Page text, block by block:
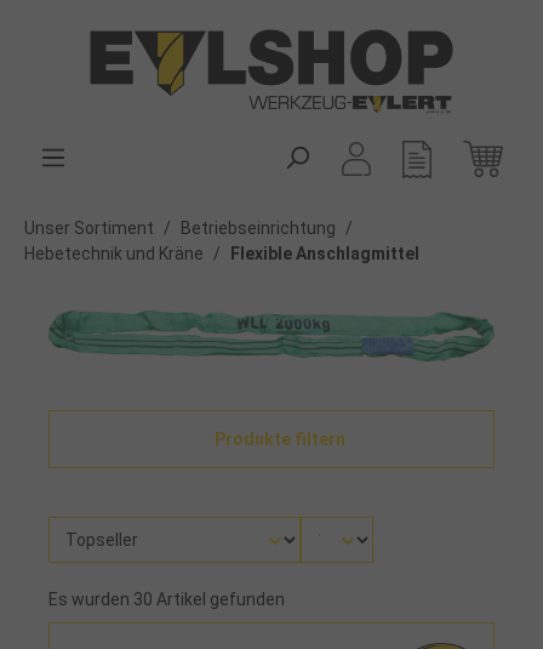
Unser Sortiment / Betriebseinrichtung
/
Hebetechnik und Kräne
/ Flexible Anschlagmittel
Produkte filtern
Es wurden 30 Artikel gefunden